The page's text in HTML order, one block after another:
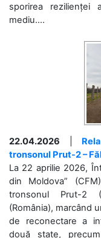
sporirea rezilienței
mediu....
22.04.2026
tronsonul Prut-2 –
La 22 aprilie 2026,
din Moldova”
tronsonul Prut-2
(România), marcând
de reconectare a
două state,